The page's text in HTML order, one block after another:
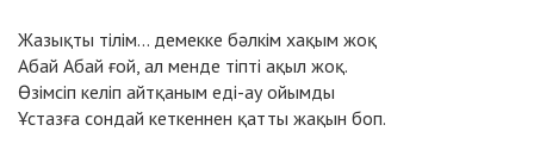
Жазықты тілім... демекке бәлкім хақым жоқ
Абай Абай ғой, ал менде тіпті ақыл жоқ.
Өзімсіп келіп айтқаным еді-ау ойымды
Ұстазға сондай кеткеннен қатты жақын боп.